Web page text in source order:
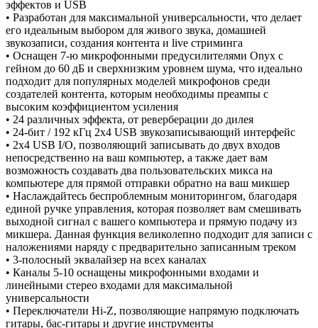
эффектов и USB
• Разработан для максимальной универсальности, что делает
его идеальным выбором для живого звука, домашней
звукозаписи, создания контента и live стриминга
• Оснащен 7-ю микрофонными предусилителями Onyx с
гейном до 60 дБ и сверхнизким уровнем шума, что идеально
подходит для популярных моделей микрофонов среди
создателей контента, которым необходимы преампы с
высоким коэффициентом усиления
• 24 различных эффекта, от реверберации до дилея
• 24-бит / 192 кГц 2x4 USB звукозаписывающий интерфейс
• 2x4 USB I/O, позволяющий записывать до двух входов
непосредственно на ваш компьютер, а также дает вам
возможность создавать два пользовательских микса на
компьютере для прямой отправки обратно на ваш микшер
• Наслаждайтесь беспроблемным мониторингом, благодаря
единой ручке управления, которая позволяет вам смешивать
выходной сигнал с вашего компьютера и прямую подачу из
микшера. Данная функция великолепно подходит для записи с
наложениями наряду с предварительно записанным треком
• 3-полосный эквалайзер на всех каналах
• Каналы 5-10 оснащены микрофонными входами и
линейными стерео входами для максимальной
универсальности
• Переключатели Hi-Z, позволяющие напрямую подключать
гитары, бас-гитары и другие инструменты